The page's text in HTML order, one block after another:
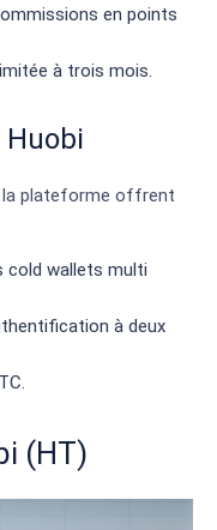
en points
à trois mois.
la plateforme offrent
cold wallets multi
à deux
(HT)